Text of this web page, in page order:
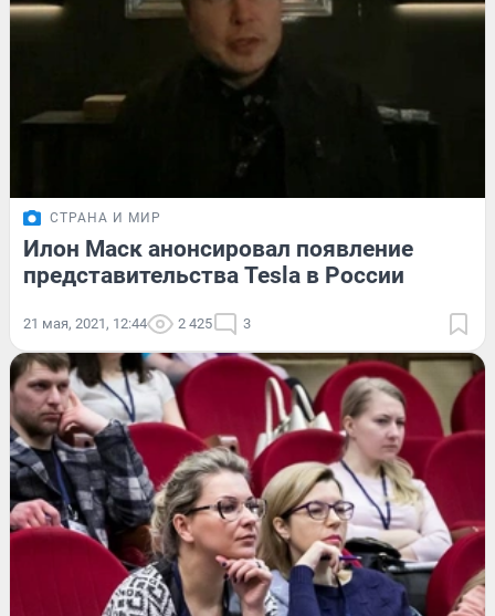
СТРАНА И МИР
Илон Маск анонсировал появление
представительства Tesla в России
21 мая, 2021, 12:44 2 425 3